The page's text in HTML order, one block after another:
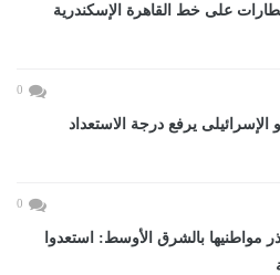
على خط القاهرة الإسكندرية
0
الإسرائيلى يرفع درجة الاستعداد
0
مواطنيها بالشرق الأوسط: استعدوا